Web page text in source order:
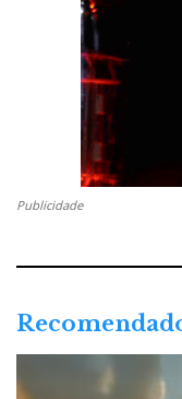
Publicidade